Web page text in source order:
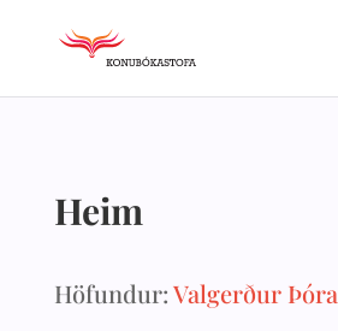
Heim
Höfundur:Valgerður Þóra